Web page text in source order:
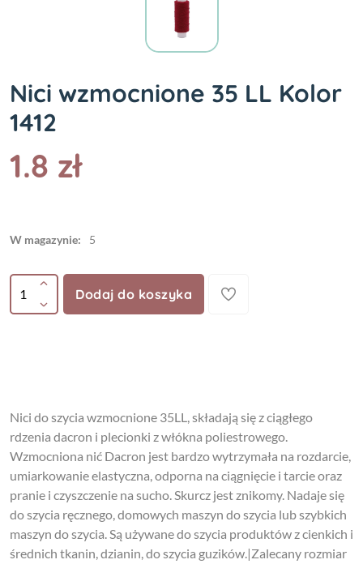
Nici wzmocnione 35 LL Kolor
1412
1.8 zł
W magazynie: 5
Dodaj do koszyka
Nici do szycia wzmocnione 35LL, składają się z ciągłego
rdzenia dacron i plecionki z włókna poliestrowego.
Wzmocniona nić Dacron jest bardzo wytrzymała na rozdarcie,
umiarkowanie elastyczna, odporna na ciągnięcie i tarcie oraz
pranie i czyszczenie na sucho. Skurcz jest znikomy. Nadaje się
do szycia ręcznego, domowych maszyn do szycia lub szybkich
maszyn do szycia. Są używane do szycia produktów z cienkich i
średnich tkanin, dzianin, do szycia guzików.|Zalecany rozmiar